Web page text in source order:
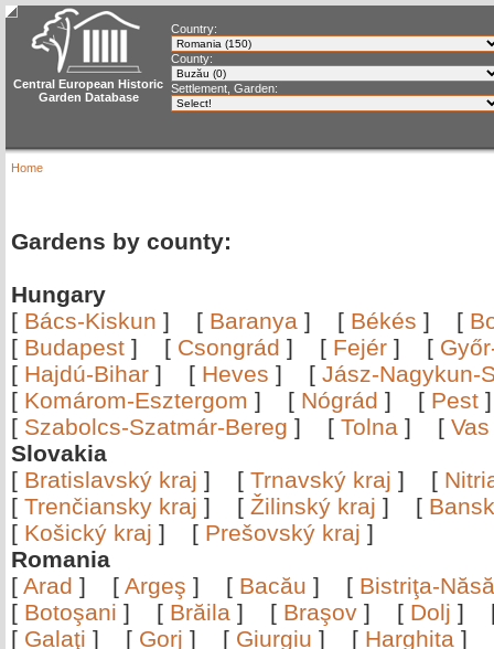
Central European Historic
Garden Database
Country:
County:
Settlement, Garden:
Home
Gardens by county:
Hungary
[ Bács-Kiskun ] [ Baranya ] [ Békés ] [
[ Budapest ] [ Csongrád ] [ Fejér ] [
[ Hajdú-Bihar ] [ Heves ] [ Jász-Nagykun-
[ Komárom-Esztergom ] [ Nógrád ] [ Pest
[ Szabolcs-Szatmár-Bereg ] [ Tolna ] [ Vas
Slovakia
[ Bratislavský kraj ] [ Trnavský kraj ] [
[ Trenčiansky kraj ] [ Žilinský kraj ] [
[ Košický kraj ] [ Prešovský kraj ]
Romania
[ Arad ] [ Argeş ] [ Bacău ] [ Bistriţa-
[ Botoşani ] [ Brăila ] [ Braşov ] [ Dolj ]
[ Galaţi ] [ Gorj ] [ Giurgiu ] [ Harghita ]